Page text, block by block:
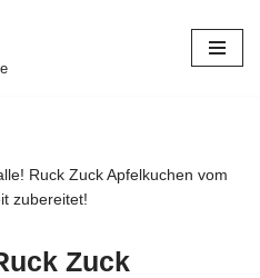
Ruck Zuck Apfelkuchen vom
zubereitet!
Zuck